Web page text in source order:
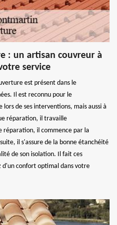
: un artisan couvreur à
service
est présent dans le
Il est reconnu pour le
de ses interventions, mais aussi à
réparation, il travaille
réparation, il commence par la
il s'assure de la bonne étanchéité
de son isolation. Il fait ces
d'un confort optimal dans votre